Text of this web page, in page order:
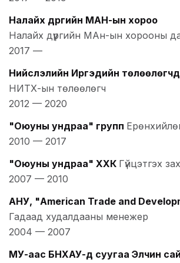
Налайх дүүргийн МАН-ын хороо
Налайх дүүргийн МАн-ын хорооны
2017 —
Нийслэлийн Иргэдийн
НИТХ-ын төлөөлөгч
2012 — 2020
"Оюуны ундраа" групп
2010 — 2017
"Оюуны ундраа" ХХК Гүйцэтгэх
2007 — 2010
АНУ, "American Trade and
Гадаад худалдааны менежер
2004 — 2007
МУ-аас БНХАУ-д суугаа Элчин